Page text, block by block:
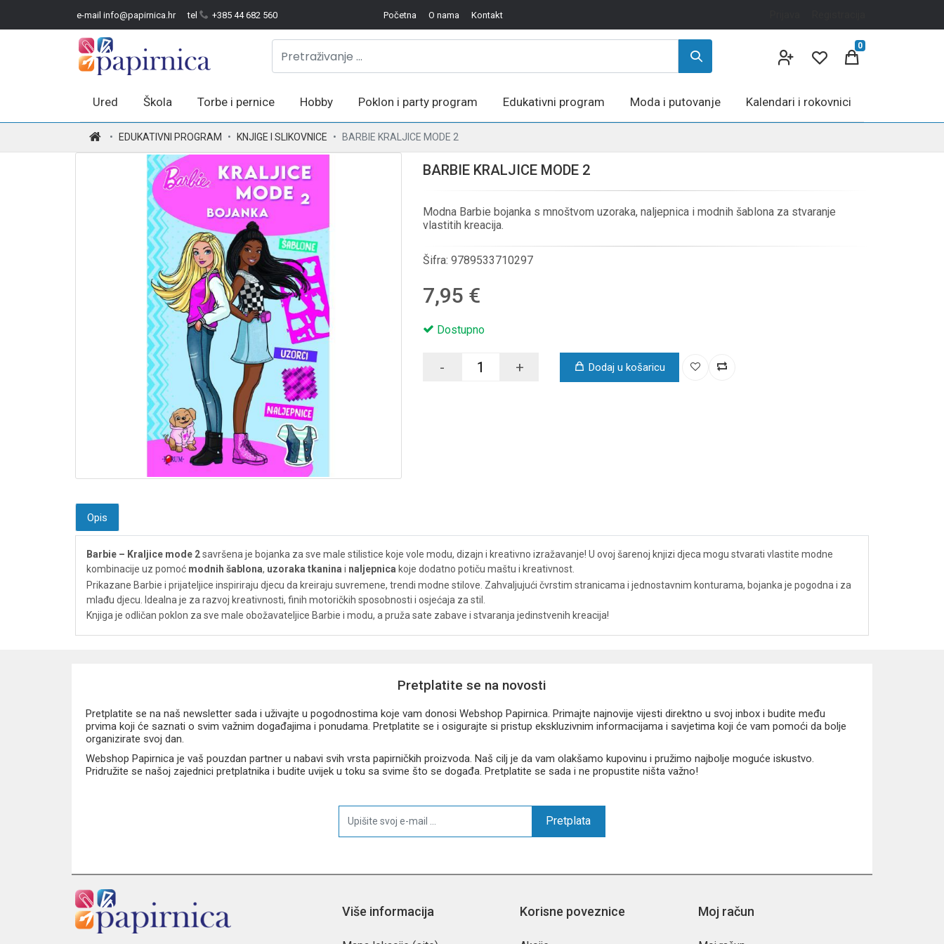
e-mail info@papirnica.hr tel +385 44 682 560 Početna O nama Kontakt
0
Ured Škola Torbe i pernice Hobby Poklon i party program Edukativni program Moda i putovanje Kalendari i rokovnici
EDUKATIVNI PROGRAM KNJIGE I SLIKOVNICE BARBIE KRALJICE MODE 2
BARBIE KRALJICE MODE 2
Modna Barbie bojanka s mnoštvom uzoraka, naljepnica i modnih šablona za stvaranje
vlastitih kreacija.
Šifra: 9789533710297
7,95 €
Dostupno
- + Dodaj u košaricu
Opis
Barbie – Kraljice mode 2savršena je bojanka za sve male stilistice koje vole modu, dizajn i kreativno izražavanje! U ovoj šarenoj knjizi djeca mogu stvarati vlastite modne
kombinacije uz pomoć modnih šablona, uzoraka tkanina i naljepnica koje dodatno potiču maštu i kreativnost.
Prikazane Barbie i prijateljice inspiriraju djecu da kreiraju suvremene, trendi modne stilove. Zahvaljujući čvrstim stranicama i jednostavnim konturama, bojanka je pogodna i za
mlađu djecu. Idealna je za razvoj kreativnosti, finih motoričkih sposobnosti i osjećaja za stil.
Knjiga je odličan poklon za sve male obožavateljice Barbie i modu, a pruža sate zabave i stvaranja jedinstvenih kreacija!
Pretplatite se na novosti
Pretplatite se na naš newsletter sada i uživajte u pogodnostima koje vam donosi Webshop Papirnica. Primajte najnovije vijesti direktno u svoj inbox i budite među
prvima koji će saznati o svim važnim događajima i ponudama. Pretplatite se i osigurajte si pristup ekskluzivnim informacijama i savjetima koji će vam pomoći da bolje
organizirate svoj dan.
Webshop Papirnica je vaš pouzdan partner u nabavi svih vrsta papirničkih proizvoda. Naš cilj je da vam olakšamo kupovinu i pružimo najbolje moguće iskustvo.
Pridružite se našoj zajednici pretplatnika i budite uvijek u toku sa svime što se događa. Pretplatite se sada i ne propustite ništa važno!
Pretplata
Više informacija Korisne poveznice Moj račun